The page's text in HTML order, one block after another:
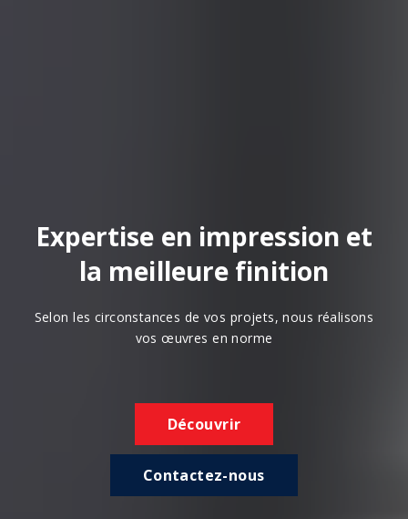
Expertise en impression et
la meilleure finition
Selon les circonstances de vos projets, nous réalisons
vos œuvres en norme
Découvrir
Contactez-nous